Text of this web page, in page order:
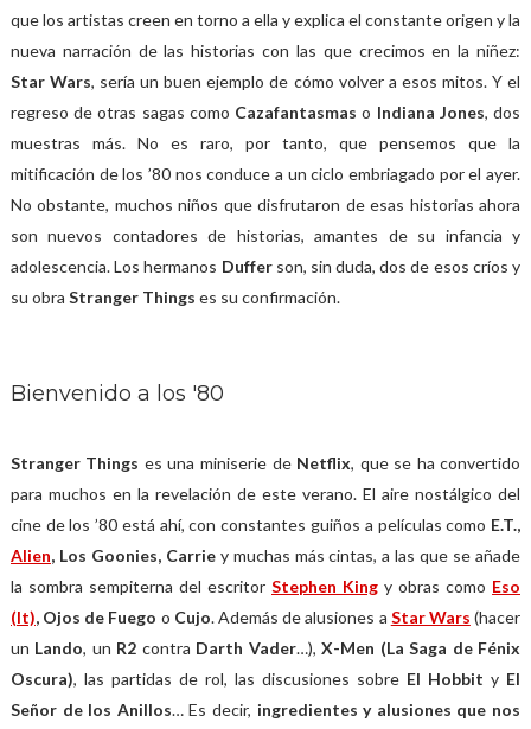
que los artistas creen en torno a ella y explica el constante origen y la
nueva narración de las historias con las que crecimos en la niñez:
Star Wars, sería un buen ejemplo de cómo volver a esos mitos. Y el
regreso de otras sagas como Cazafantasmas o Indiana Jones, dos
muestras más. No es raro, por tanto, que pensemos que la
mitificación de los ’80 nos conduce a un ciclo embriagado por el ayer.
No obstante, muchos niños que disfrutaron de esas historias ahora
son nuevos contadores de historias, amantes de su infancia y
adolescencia. Los hermanos Dufferson, sin duda, dos de esos críos y
su obra Stranger Things es su confirmación.
Bienvenido a los '80
Stranger Things es una miniserie de Netflix, que se ha convertido
para muchos en la revelación de este verano. El aire nostálgico del
cine de los ’80 está ahí, con constantes guiños a películas como E.T.,
Alien, Los Goonies, Carriey muchas más cintas, a las que se añade
la sombra sempiterna del escritor Stephen King y obras como Eso
(It), Ojos de Fuego o Cujo. Además de alusiones a Star Wars (hacer
un Lando, un R2 contra Darth Vader…),X-Men (La Saga de Fénix
Oscura), las partidas de rol, las discusiones sobre El Hobbit y El
Señor de los Anillos… Es decir, ingredientes y alusiones que nos